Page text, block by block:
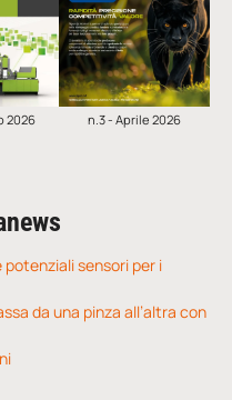
2026 n.3 - Aprile 2026
sensori per i
da una pinza all’altra con